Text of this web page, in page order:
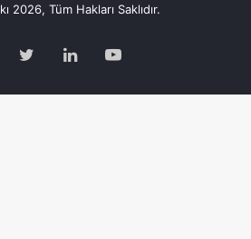
2026, Tüm Hakları Saklıdır.
Facebook
TwitterLinkedIn